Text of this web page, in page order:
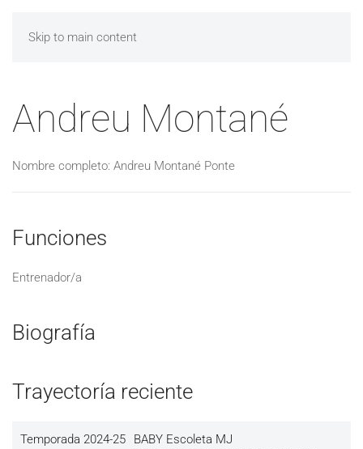
Skip to main content
Andreu Montané
Nombre completo: Andreu Montané Ponte
Funciones
Entrenador/a
Biografía
Trayectoría reciente
Temporada 2024-25 BABY Escoleta MJ